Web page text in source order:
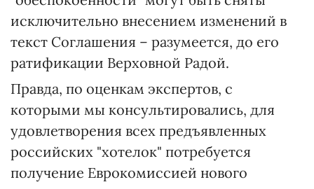
исключительно внесением изменений в
текст Соглашения – разумеется, до его
ратификации Верховной Радой.
Правда, по оценкам экспертов, с
которыми мы консультировались, для
удовлетворения всех предъявленных
российских "хотелок" потребуется
получение Еврокомиссией нового